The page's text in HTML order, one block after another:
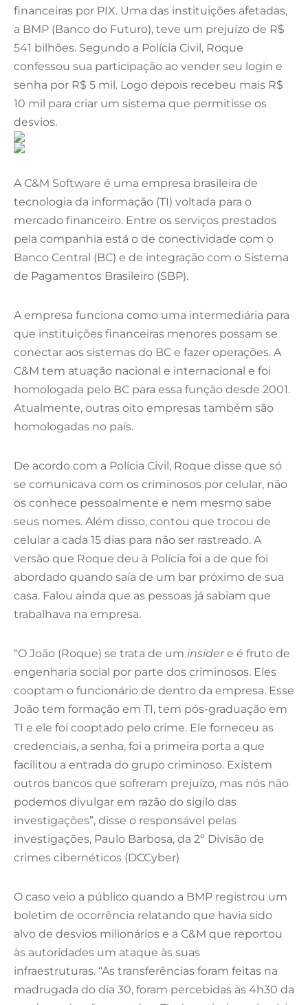
financeiras por PIX. Uma das instituições afetadas,
a BMP (Banco do Futuro), teve um prejuízo de R$
541 bilhões. Segundo a Polícia Civil, Roque
confessou sua participação ao vender seu login e
senha por R$ 5 mil. Logo depois recebeu mais R$
10 mil para criar um sistema que permitisse os
desvios.
A C&M Software é uma empresa brasileira de
tecnologia da informação (TI) voltada para o
mercado financeiro. Entre os serviços prestados
pela companhia está o de conectividade com o
Banco Central (BC) e de integração com o Sistema
de Pagamentos Brasileiro (SBP).
A empresa funciona como uma intermediária para
que instituições financeiras menores possam se
conectar aos sistemas do BC e fazer operações. A
C&M tem atuação nacional e internacional e foi
homologada pelo BC para essa função desde 2001.
Atualmente, outras oito empresas também são
homologadas no país.
De acordo com a Polícia Civil, Roque disse que só
se comunicava com os criminosos por celular, não
os conhece pessoalmente e nem mesmo sabe
seus nomes. Além disso, contou que trocou de
celular a cada 15 dias para não ser rastreado. A
versão que Roque deu à Polícia foi a de que foi
abordado quando saía de um bar próximo de sua
casa. Falou ainda que as pessoas já sabiam que
trabalhava na empresa.
“O João (Roque) se trata de um insidere é fruto de
engenharia social por parte dos criminosos. Eles
cooptam o funcionário de dentro da empresa. Esse
João tem formação em TI, tem pós-graduação em
TI e ele foi cooptado pelo crime. Ele forneceu as
credenciais, a senha, foi a primeira porta a que
facilitou a entrada do grupo criminoso. Existem
outros bancos que sofreram prejuízo, mas nós não
podemos divulgar em razão do sigilo das
investigações”, disse o responsável pelas
investigações, Paulo Barbosa, da 2º Divisão de
crimes cibernéticos (DCCyber)
O caso veio a público quando a BMP registrou um
boletim de ocorrência relatando que havia sido
alvo de desvios milionários e a C&M que reportou
às autoridades um ataque às suas
infraestruturas. “As transferências foram feitas na
madrugada do dia 30, foram percebidas às 4h30 da